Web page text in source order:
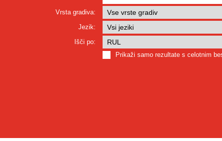
Vrsta gradiva:
Jezik:
Išči po:
Prikaži samo rezultate s celotnim